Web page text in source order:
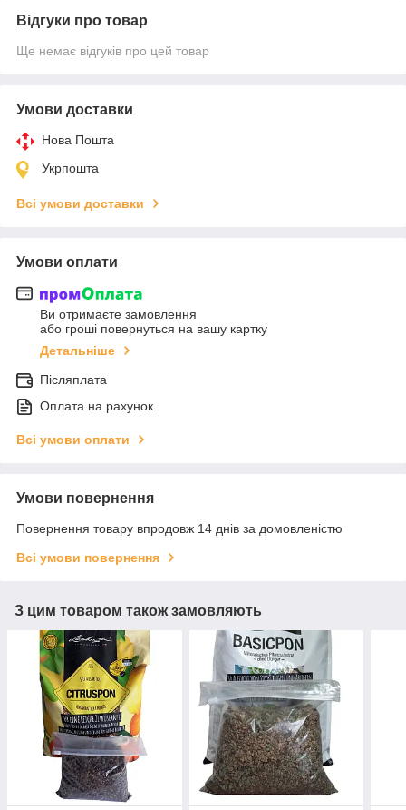
Відгуки про товар
Ще немає відгуків про цей товар
Умови доставки
Нова Пошта
Укрпошта
Всі умови доставки
Умови оплати
Ви отримаєте замовлення
або гроші повернуться на вашу картку
Детальніше
Післяплата
Оплата на рахунок
Всі умови оплати
Умови повернення
Повернення товару впродовж 14 днів за домовленістю
Всі умови повернення
З цим товаром також замовляють